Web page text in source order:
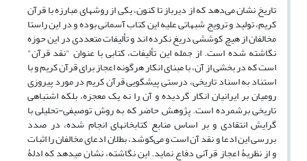
تاریخ نشان می‌دهد که از دیرباز تا کنون، یکی از روش­های مبارزه با قرآن
کریم، تولید و ترویج شبهاتی علیه این کتاب آسمانی بوده و در این راستا
مخالفان از هیچ کوششی دریغ نکرده اند و تألیفات متعددی در این حوزه
نگاشته شده است. از جمله این تألیفات، کتابی با عنوان "نقد قرآن"
است که در بخشی از آن، با مبنای انکار هرگونه اعجاز برای قرآن کریم و با
استناد به اسناد تاریخی، درستی پیش­گویی قرآن کریم در مورد پیروزی
رومیان بر ایرانیان انکار گردیده و آن را نه یک معجزه، بلکه اشتباهی
تاریخی برشمرده ­است. پژوهش حاضر که به روش توصیفی-تحلیلی با
گرایش انتقادی و بر اساس منابع کتابخانه­ای انجام شده، در صدد
بررسی این ادعا و نقد آن است و می‌کوشد، بطلان ادعای مخالفان را اثبات
و از نظریۀ اعجاز قرآنی دفاع نماید. این نگاشته، نشان می­دهد که ادلۀ